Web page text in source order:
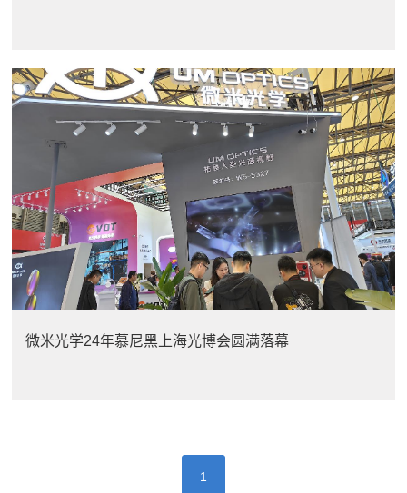
微米光学24年慕尼黑上海光博会圆满落幕
1